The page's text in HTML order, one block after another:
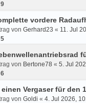
9
vordere
von Gerhard23 « 11. Jul
5
von Bertone78 « 5. Jul
6
Vergaser für den
von Goldi « 4. Jul 2026,